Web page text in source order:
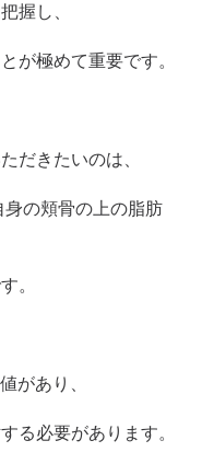
握し、
が極めて重要です。
だきたいのは、
の頬骨の上の脂肪
。
があり、
る必要があります。